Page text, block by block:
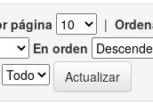
página |
En orden